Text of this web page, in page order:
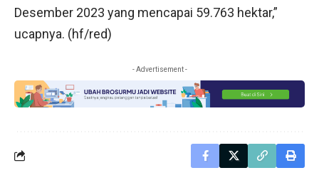
Desember 2023 yang mencapai 59.763 hektar,”
ucapnya. (hf/red)
- Advertisement -